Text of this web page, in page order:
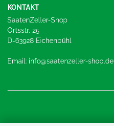
KONTAKT
SaatenZeller-Shop
Ortsstr. 25
D-63928 Eichenbühl
Email: info@saatenzeller-shop.de